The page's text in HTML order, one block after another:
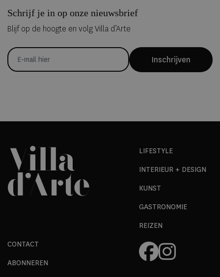
Schrijf je in op onze nieuwsbrief
Blijf op de hoogte en volg Villa d’Arte
Inschrijven
LIFESTYLE
INTERIEUR + DESIGN
KUNST
GASTRONOMIE
REIZEN
CONTACT
ABONNEREN